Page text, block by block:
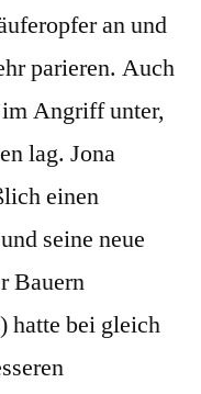
an und
parieren. Auch
Angriff unter,
lag. Jona
einen
seine neue
Bauern
hatte bei gleich